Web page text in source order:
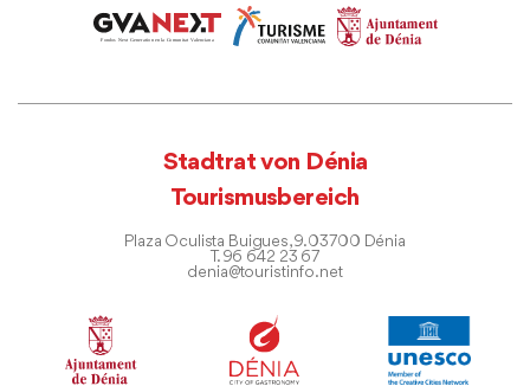
Stadtrat von Dénia
Tourismusbereich
Plaza Oculista Buigues, 9. 03700 Dénia
T. 96 642 23 67
denia@touristinfo.net